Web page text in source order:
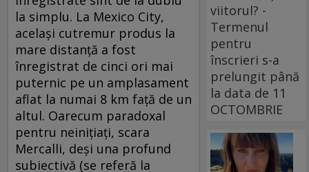
la simplu. La Mexico City,
acelaşi cutremur produs la
mare distanţă a fost
înregistrat de cinci ori mai
puternic pe un amplasament
aflat la numai 8 km faţă de un
altul. Oarecum paradoxal
pentru neiniţiaţi, scara
Mercalli, deşi una profund
subiectivă (se referă la
viitorul? -
Termenul
pentru
înscrieri s-a
prelungit până
la data de 11
OCTOMBRIE